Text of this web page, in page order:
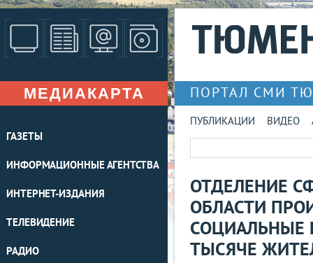
МЕДИАКАРТА
ГАЗЕТЫ
ИНФОРМАЦИОННЫЕ АГЕНТСТВА
ИНТЕРНЕТ-ИЗДАНИЯ
ТЕЛЕВИДЕНИЕ
РАДИО
ПОРТАЛ СМИ
ПУБЛИКАЦИИ ВИДЕО
ОТДЕЛЕНИЕ
ОБЛАСТИ
СОЦИАЛЬНЫЕ
ТЫСЯЧЕ